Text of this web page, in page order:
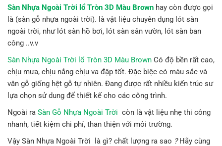
Sàn Nhựa Ngoài Trời lổ Tròn 3D Màu Brown hay còn được gọi
là (sàn gỗ nhựa ngoài trời). là vật liệu chuyên dụng lót sàn
ngoài trời, như lót sàn hồ bơi, lót sàn sân vườn, lót sàn ban
công ..v.v
Sàn Nhựa Ngoài Trời lổ Tròn 3D Màu Brown Có độ bền rất cao,
chịu mưa, chịu nắng chịu va đập tốt. Đặc biệc có màu sắc và
vân gỗ giống hệt gỗ tự nhiên. Đang được rất nhiều kiến trúc sư
lựa chọn sử dung để thiết kế cho các công trình.
Ngoài ra Sàn Gỗ Nhựa Ngoài Trời còn là vật liệu nhẹ thi công
nhanh, tiết kiệm chi phí, than thiện với môi trường.
Vậy Sàn Nhựa Ngoài Trời là gì? chất lượng ra sao ?Hãy cùng